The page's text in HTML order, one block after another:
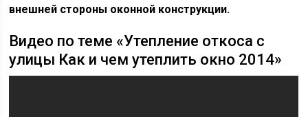
внешней стороны оконной конструкции.
Видео по теме «Утепление откоса с
улицы Как и чем утеплить окно 2014»